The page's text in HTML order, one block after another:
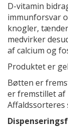
D-vitamin
immunforsvar
knogler,
medvirker
af calcium og
Produktet er
Bøtten er
er fremstillet af
Affaldssorteres